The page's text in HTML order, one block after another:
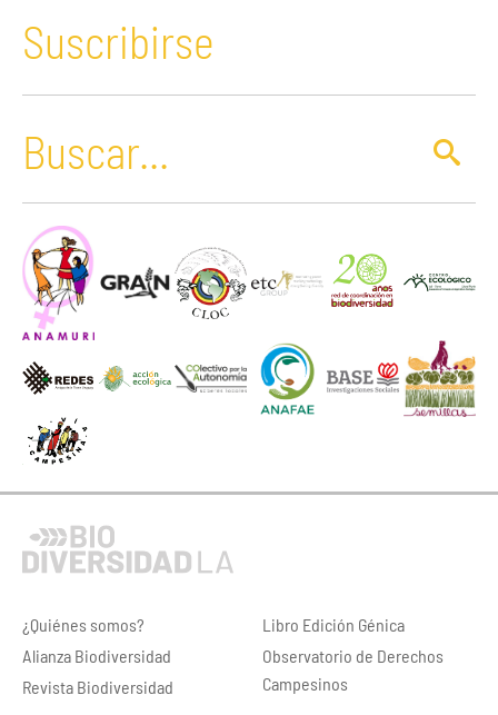
Suscribirse
¿Quiénes somos?
Alianza Biodiversidad
Revista Biodiversidad
Libro Edición Génica
Observatorio de Derechos
Campesinos